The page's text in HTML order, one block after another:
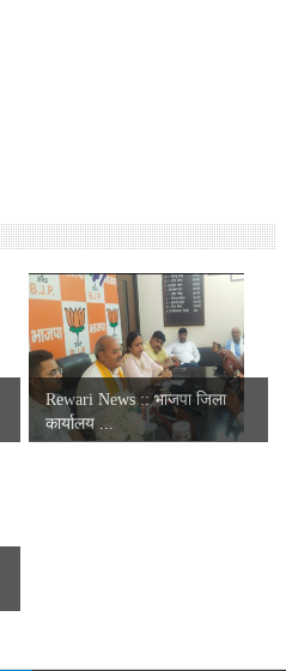
Rewari News :: भाजपा जिला
कार्यालय ...